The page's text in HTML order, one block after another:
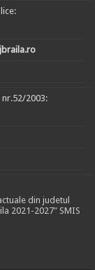
2003:
din judetul
2021-2027" SMIS